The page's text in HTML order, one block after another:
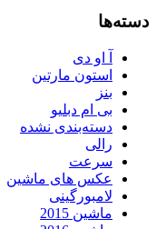
دسته‌ها
آ او دی
استون مارتین
بنز
بی ام دبلیو
دسته‌بندی نشده
رالی
سرعت
عکس های ماشین
لامبورگینی
ماشین 2015